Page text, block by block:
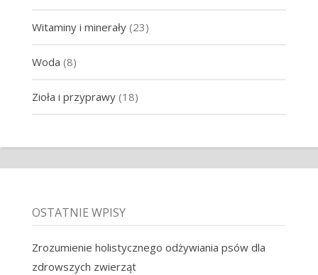
Witaminy i minerały(23)
Woda (8)
Zioła i przyprawy(18)
OSTATNIE WPISY
Zrozumienie holistycznego odżywiania psów dla
zdrowszych zwierząt